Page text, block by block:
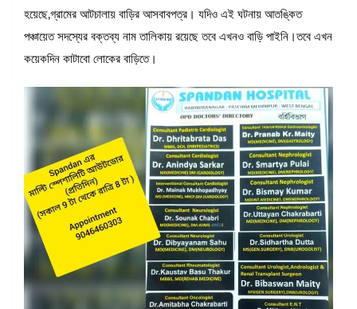
হয়েছে,গ্রামের আটচালায় বাড়ির আসবাবপত্র। যদিও এই ঘটনায় আতঙ্কিত
পঞ্চায়েত সদস্যের বক্তব্য নাম তালিকায় রয়েছে তবে এখনও বাড়ি পাইনি।তবে এখন
কয়েকদিন কাটাবো লোকের বাড়িতে।